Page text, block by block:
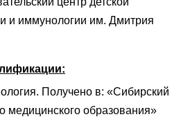
и иммунологии им. Дмитрия
Получено в: «Сибирский
медицинского образования»